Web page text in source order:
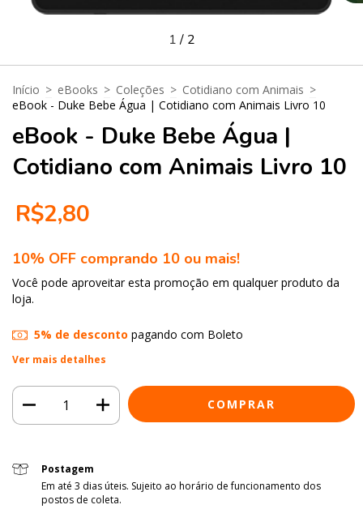
1/ 2
Início > eBooks > Coleções > Cotidiano com Animais >
eBook - Duke Bebe Água | Cotidiano com Animais Livro 10
eBook - Duke Bebe Água |
Cotidiano com Animais Livro 10
R$2,80
10% OFF comprando 10 ou mais!
Você pode aproveitar esta promoção em qualquer produto da
loja.
5% de desconto pagando com Boleto
Ver mais detalhes
Postagem
Em até 3 dias úteis. Sujeito ao horário de funcionamento dos
postos de coleta.